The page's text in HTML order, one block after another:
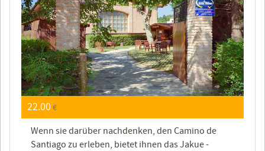
22.00€
Wenn sie darüber nachdenken, den Camino de
Santiago zu erleben, bietet ihnen das Jakue -